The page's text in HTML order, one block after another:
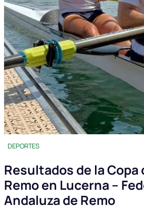
DEPORTES
Resultados de la Copa
Remo en Lucerna –
Andaluza de Remo